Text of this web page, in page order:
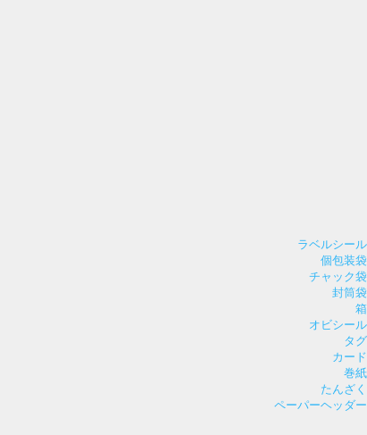
ラベルシール
個包装袋
チャック袋
封筒袋
箱
オビシール
タグ
カード
巻紙
たんざく
ペーパーヘッダー